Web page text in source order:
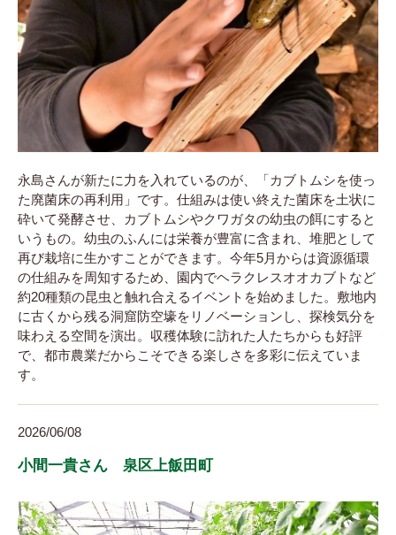
永島さんが新たに力を入れているのが、「カブトムシを使っ
た廃菌床の再利用」です。仕組みは使い終えた菌床を土状に
砕いて発酵させ、カブトムシやクワガタの幼虫の餌にすると
いうもの。幼虫のふんには栄養が豊富に含まれ、堆肥として
再び栽培に生かすことができます。今年5月からは資源循環
の仕組みを周知するため、園内でヘラクレスオオカブトなど
約20種類の昆虫と触れ合えるイベントを始めました。敷地内
に古くから残る洞窟防空壕をリノベーションし、探検気分を
味わえる空間を演出。収穫体験に訪れた人たちからも好評
で、都市農業だからこそできる楽しさを多彩に伝えていま
す。
2026/06/08
小間一貴さん 泉区上飯田町